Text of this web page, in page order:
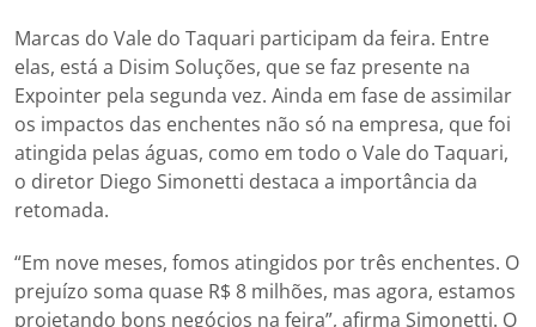
Marcas do Vale do Taquari participam da feira. Entre
elas, está a Disim Soluções, que se faz presente na
Expointer pela segunda vez. Ainda em fase de assimilar
os impactos das enchentes não só na empresa, que foi
atingida pelas águas, como em todo o Vale do Taquari,
o diretor Diego Simonetti destaca a importância da
retomada.
“Em nove meses, fomos atingidos por três enchentes. O
prejuízo soma quase R$ 8 milhões, mas agora, estamos
projetando bons negócios na feira”, afirma Simonetti. O